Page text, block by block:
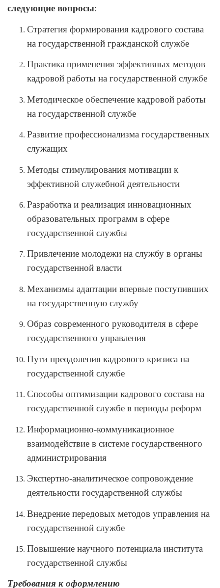
следующие вопросы:
Стратегия формирования кадрового состава
на государственной гражданской службе
Практика применения эффективных методов
кадровой работы на государственной службе
Методическое обеспечение кадровой работы
на государственной службе
Развитие профессионализма государственных
служащих
Методы стимулирования мотивации к
эффективной служебной деятельности
Разработка и реализация инновационных
образовательных программ в сфере
государственной службы
Привлечение молодежи на службу в органы
государственной власти
Механизмы адаптации впервые поступивших
на государственную службу
Образ современного руководителя в сфере
государственного управления
Пути преодоления кадрового кризиса на
государственной службе
Способы оптимизации кадрового состава на
государственной службе в периоды реформ
Информационно-коммуникационное
взаимодействие в системе государственного
администрирования
Экспертно-аналитическое сопровождение
деятельности государственной службы
Внедрение передовых методов управления на
государственной службе
Повышение научного потенциала института
государственной службы
Требования к оформлению